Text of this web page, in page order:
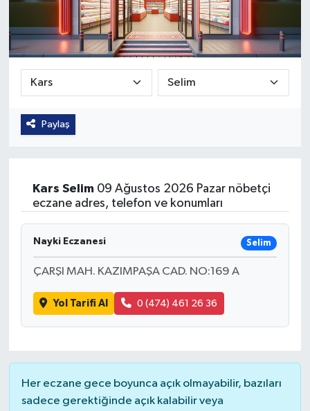
Paylaş
Kars Selim09 Ağustos 2026 Pazar nöbetçi
eczane adres, telefon ve konumları
Nayki Eczanesi Selim
ÇARŞI MAH. KAZIMPAŞA CAD. NO:169 A
Yol Tarifi Al 0 (474) 461 26 36
Her eczane gece boyunca açık olmayabilir, bazıları
sadece gerektiğinde açık kalabilir veya
Güvenlik
Kültür-Sanat
Magazin
Özel Haber
Sağlık
Siyaset
Spor
Teknoloji